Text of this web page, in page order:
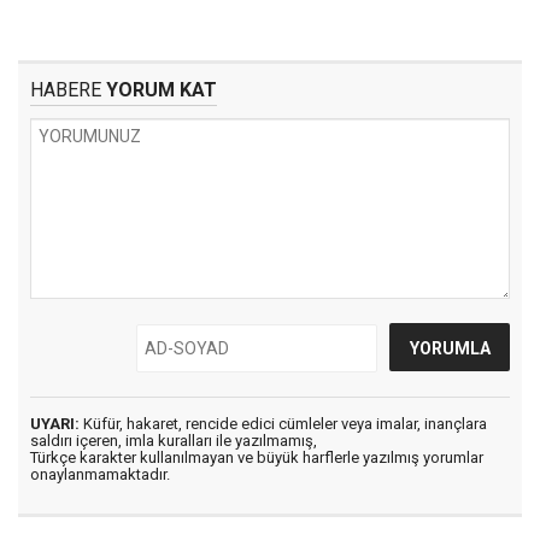
HABERE YORUM KAT
UYARI: Küfür, hakaret, rencide edici cümleler veya imalar, inançlara
saldırı içeren, imla kuralları ile yazılmamış,
Türkçe karakter kullanılmayan ve büyük harflerle yazılmış yorumlar
onaylanmamaktadır.